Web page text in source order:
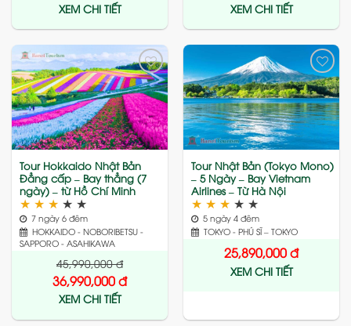
XEM CHI TIẾT XEM CHI TIẾT
Add
to
wishlist
Tour Hokkaido Nhật Bản
Đẳng cấp – Bay thẳng (7
ngày) – từ Hồ Chí Minh
★ ★ ★ ★ ★
7 ngày 6 đêm
HOKKAIDO - NOBORIBETSU -
SAPPORO - ASAHIKAWA
45,990,000đ
36,990,000đ
XEM CHI TIẾT
Add
to
wishlist
Tour Nhật Bản (Tokyo Mono)
– 5 Ngày – Bay Vietnam
Airlines – Từ Hà Nội
★ ★ ★ ★ ★
5 ngày 4 đêm
TOKYO - PHÚ SĨ – TOKYO
25,890,000đ
XEM CHI TIẾT